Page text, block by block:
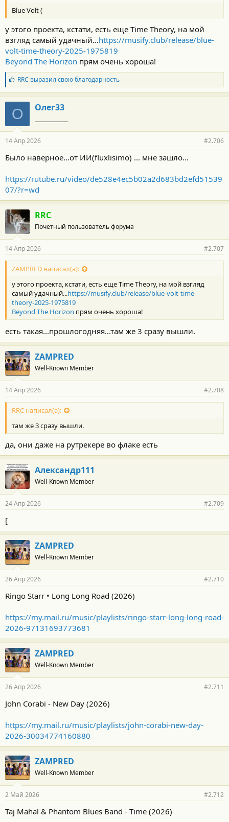
Blue Volt (
у этого проекта, кстати, есть еще Time Theory, на мой
взгляд самый удачный...https://musify.club/release/blue-
volt-time-theory-2025-1975819
Beyond The Horizon прям очень хороша!
Б
л
а
г
о
д
а
н
с
и
RRC выразил свою благодарность
О Олег33
14 Апр 2026 #2.706
Было наверное...от ИИ(fluxlisimo) ... мне зашло...
https://rutube.ru/video/de528e4ec5b02a2d683bd2efd51539
07/?r=wd
RRC
Почетный пользователь форума
14 Апр 2026 #2.707
ZAMPRED написал(а):
у этого проекта, кстати, есть еще Time Theory, на мой взгляд
самый удачный...https://musify.club/release/blue-volt-time-
theory-2025-1975819
Beyond The Horizon прям очень хороша!
есть такая...прошлогодняя...там же 3 сразу вышли.
ZAMPRED
Well-Known Member
14 Апр 2026 #2.708
RRC написал(а):
там же 3 сразу вышли.
да, они даже на рутрекере во флаке есть
Александр111
Well-Known Member
24 Апр 2026 #2.709
[
ZAMPRED
Well-Known Member
26 Апр 2026 #2.710
Ringo Starr • Long Long Road (2026)
https://my.mail.ru/music/playlists/ringo-starr-long-long-road-
2026-97131693773681
ZAMPRED
Well-Known Member
26 Апр 2026 #2.711
John Corabi - New Day (2026)
https://my.mail.ru/music/playlists/john-corabi-new-day-
2026-30034774160880
ZAMPRED
Well-Known Member
2 Май 2026 #2.712
Taj Mahal & Phantom Blues Band - Time (2026)